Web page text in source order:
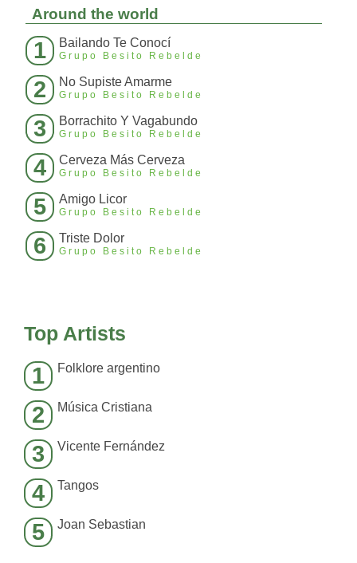
Around the world
1 Bailando Te Conocí
Grupo Besito Rebelde
2 No Supiste Amarme
Grupo Besito Rebelde
3 Borrachito Y Vagabundo
Grupo Besito Rebelde
4 Cerveza Más Cerveza
Grupo Besito Rebelde
5 Amigo Licor
Grupo Besito Rebelde
6 Triste Dolor
Grupo Besito Rebelde
Top Artists
1 Folklore argentino
2 Música Cristiana
3 Vicente Fernández
4 Tangos
5 Joan Sebastian